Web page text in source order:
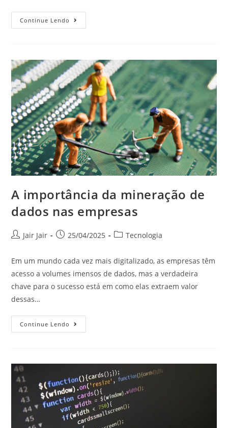
Continue Lendo
A importância da mineração de
dados nas empresas
Jair Jair 25/04/2025 Tecnologia
Em um mundo cada vez mais digitalizado, as empresas têm
acesso a volumes imensos de dados, mas a verdadeira
chave para o sucesso está em como elas extraem valor
dessas…
Continue Lendo